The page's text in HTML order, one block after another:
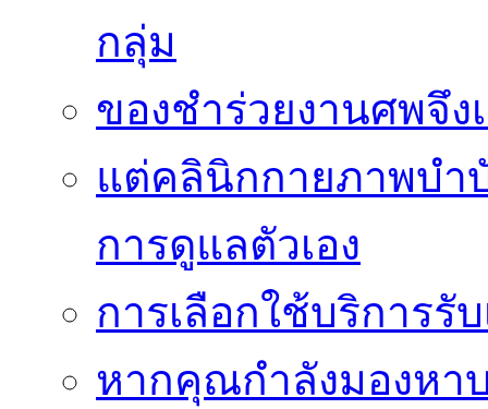
กลุ่ม
ของชำร่วยงานศพจึ
แต่คลินิกกายภาพบำ
การดูแลตัวเอง
การเลือกใช้บริการรั
หากคุณกำลังมองหา